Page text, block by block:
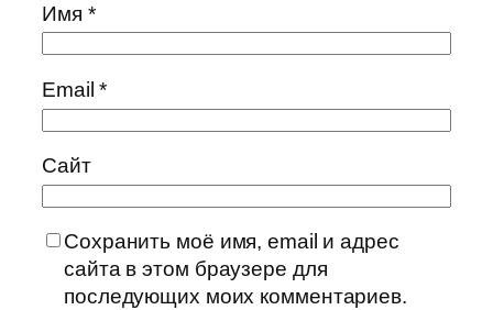
Имя *
Email*
Сайт
Сохранить моё имя, email и адрес
сайта в этом браузере для
последующих моих комментариев.